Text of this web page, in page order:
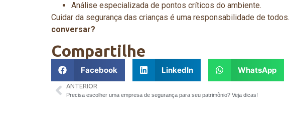
Análise especializada de pontos críticos do ambiente.
Cuidar da segurança das crianças é uma responsabilidade de
conversar?
Compartilhe
Facebook LinkedIn WhatsApp
ANTERIOR
Precisa escolher uma empresa de segurança para seu patrimônio? Veja dicas!